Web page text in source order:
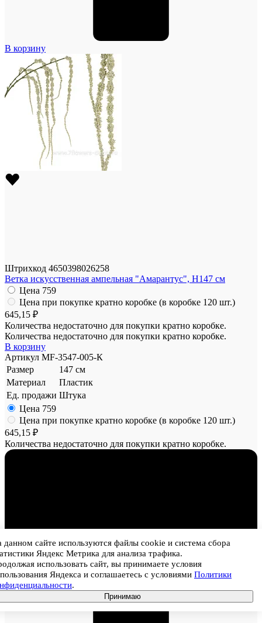
В корзину
Штрихкод 4650398026258
Ветка искусственная ампельная "Амарантус", H147 см
Цена 759
Цена при покупке кратно коробке (в коробке 120 шт.)
645,15 ₽
Количества недостаточно для покупки кратно коробке.
Количества недостаточно для покупки кратно коробке.
В корзину
Артикул MF-3547-005-К
Размер
147 см
Материал
Пластик
Ед. продажи Штука
Цена 759
Цена при покупке кратно коробке (в коробке 120 шт.)
645,15 ₽
Количества недостаточно для покупки кратно коробке.
1
данном сайте используются файлы cookie и система сбора
Яндекс Метрика для анализа трафика.
использовать сайт, вы принимаете условия
Яндекса и соглашаетесь с условиями Политики
.
Принимаю